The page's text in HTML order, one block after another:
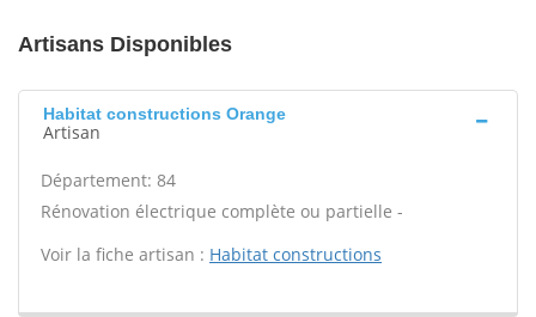
Artisans Disponibles
Habitat constructions Orange
Artisan
Département: 84
Rénovation électrique complète ou partielle -
Voir la fiche artisan : Habitat constructions